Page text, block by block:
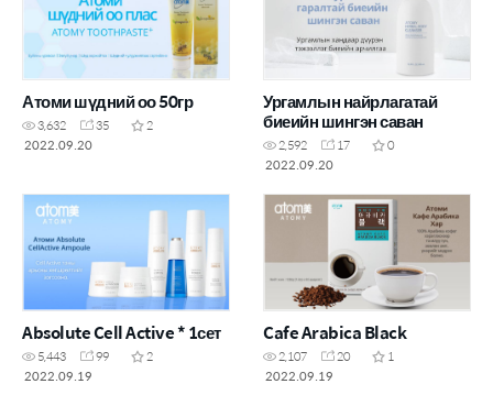
Атоми шүдний оо 50гр
3,632 35
2
2022.09.20
Ургамлын найрлагатай
биеийн шингэн саван
2,592 17
0
2022.09.20
Absolute Cell Active * 1сет
5,443 99
2
2022.09.19
Cafe Arabica Black
2,107 20
1
2022.09.19